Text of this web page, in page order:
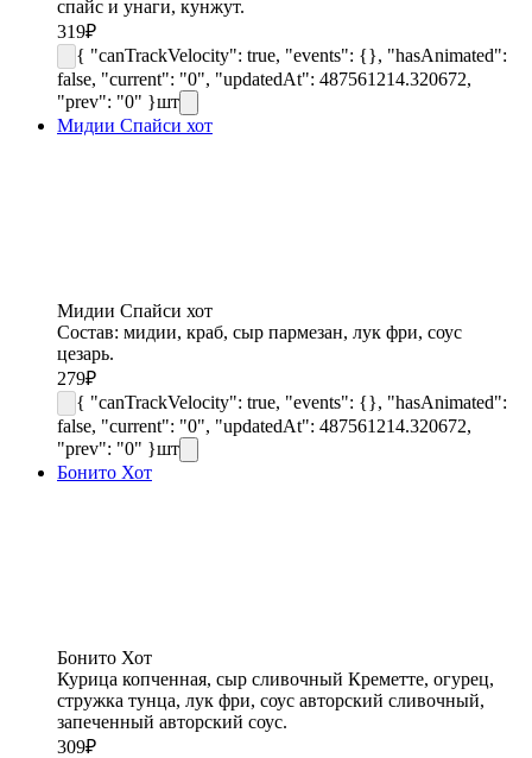
спайс и унаги, кунжут.
319₽
{ "canTrackVelocity": true, "events": {}, "hasAnimated":
false, "current": "0", "updatedAt": 487561214.320672,
"prev": "0" }шт
Мидии Спайси хот
Мидии Спайси хот
Состав: мидии, краб, сыр пармезан, лук фри, соус
цезарь.
279₽
{ "canTrackVelocity": true, "events": {}, "hasAnimated":
false, "current": "0", "updatedAt": 487561214.320672,
"prev": "0" }шт
Бонито Хот
Бонито Хот
Курица копченная, сыр сливочный Креметте, огурец,
стружка тунца, лук фри, соус авторский сливочный,
запеченный авторский соус.
309₽